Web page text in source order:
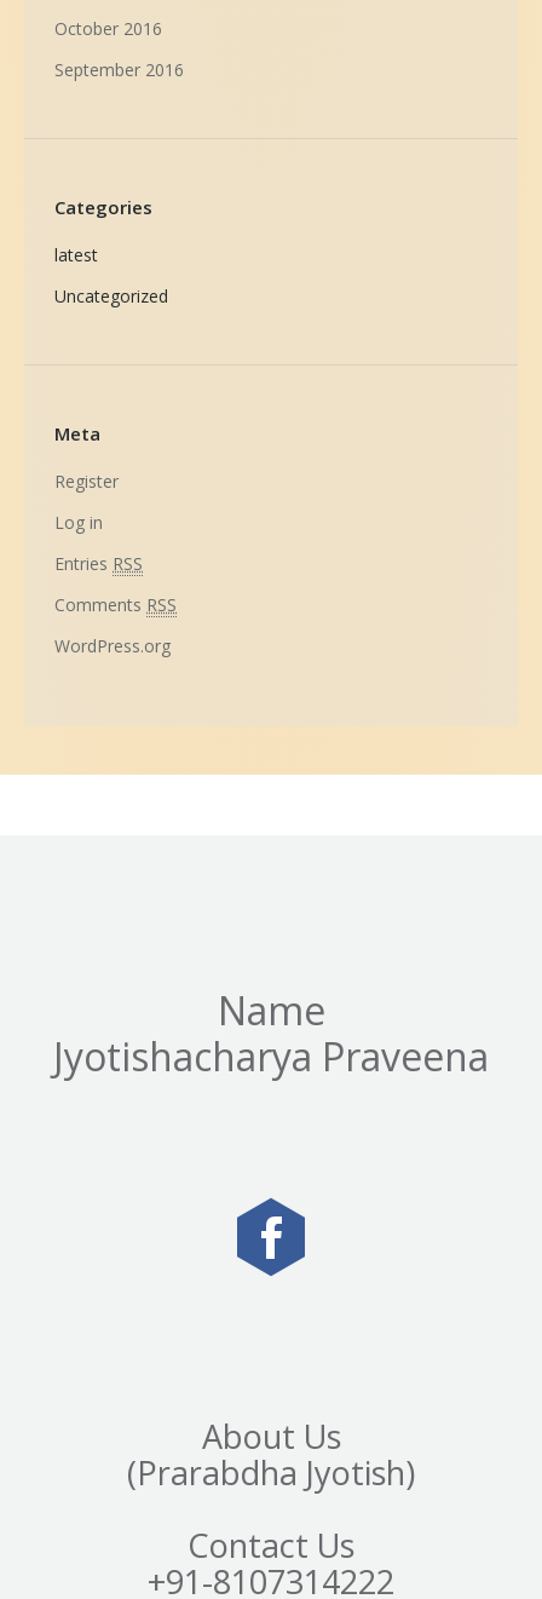
October 2016
September 2016
Categories
latest
Uncategorized
Meta
Register
Log in
Entries RSS
Comments RSS
WordPress.org
Name
Jyotishacharya Praveena
About Us
(Prarabdha Jyotish)
Contact Us
+91-8107314222